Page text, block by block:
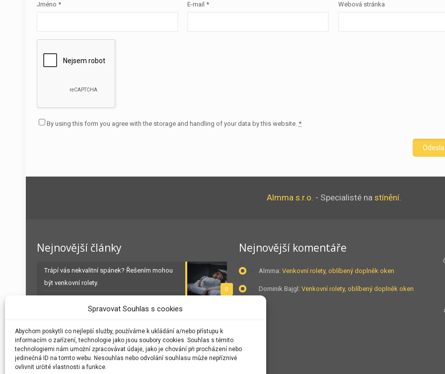
Spravovat Souhlas s cookies
Abychom poskytli co nejlepší služby, používáme k ukládání a/nebo přístupu k
informacím o zařízení, technologie jako jsou soubory cookies. Souhlas s těmito
technologiemi nám umožní zpracovávat údaje, jako je chování při procházení nebo
jedinečná ID na tomto webu. Nesouhlas nebo odvolání souhlasu může nepříznivě
ovlivnit určité vlastnosti a funkce.
Jméno * E-mail * Webová stránka
By using this form you agree with the storage and handling of your data by this website. *
Almma s.r.o. - Specialisté na stínění.
Nejnovější články
0
Trápí vás nekvalitní spánek? Řešením mohou
být venkovní rolety.
0
ochrana nejen před teplem
1.10.2020
Nejnovější komentáře
Almma: Venkovní rolety, oblíbený doplněk oken
Dominik Bajgl : Venkovní rolety, oblíbený doplněk oken